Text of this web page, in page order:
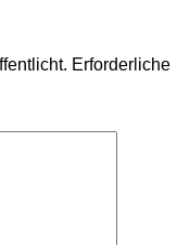
Erforderliche